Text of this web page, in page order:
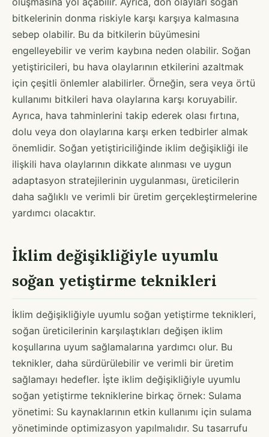
bitkelerinin donma riskiyle karşı karşıya kalmasına
sebep olabilir. Bu da bitkilerin büyümesini
engelleyebilir ve verim kaybına neden olabilir. Soğan
yetiştiricileri, bu hava olaylarının etkilerini azaltmak
için çeşitli önlemler alabilirler. Örneğin, sera veya örtü
kullanımı bitkileri hava olaylarına karşı koruyabilir.
Ayrıca, hava tahminlerini takip ederek olası fırtına,
dolu veya don olaylarına karşı erken tedbirler almak
önemlidir. Soğan yetiştiriciliğinde iklim değişikliği ile
ilişkili hava olaylarının dikkate alınması ve uygun
adaptasyon stratejilerinin uygulanması, üreticilerin
daha sağlıklı ve verimli bir üretim gerçekleştirmelerine
yardımcı olacaktır.
İklim değişikliğiyle uyumlu
soğan yetiştirme teknikleri
İklim değişikliğiyle uyumlu soğan yetiştirme teknikleri,
soğan üreticilerinin karşılaştıkları değişen iklim
koşullarına uyum sağlamalarına yardımcı olur. Bu
teknikler, daha sürdürülebilir ve verimli bir üretim
sağlamayı hedefler. İşte iklim değişikliğiyle uyumlu
soğan yetiştirme tekniklerine birkaç örnek: Sulama
yönetimi: Su kaynaklarının etkin kullanımı için sulama
yönetiminde optimizasyon yapılmalıdır. Su tasarrufu